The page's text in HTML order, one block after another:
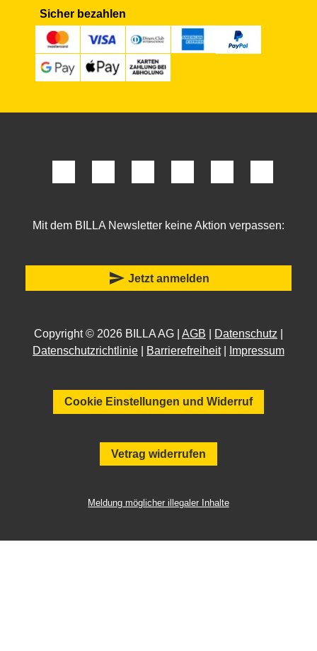
Sicher bezahlen
Mit dem BILLA Newsletter keine Aktion verpassen:
send Jetzt anmelden
Copyright © 2026 BILLA AG | AGB Datenschutz
Datenschutzrichtlinie
Barrierefreiheit| Impressum
Cookie Einstellungen und Widerruf
Vetrag widerrufen
Meldung möglicher illegaler Inhalte